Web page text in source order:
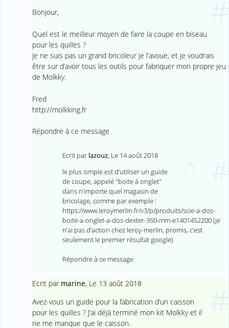
Bonjour,
Quel est le meilleur moyen de faire la coupe en biseau
pour les quilles ?
Je ne suis pas un grand bricoleur je l’avoue, et je voudrais
être sur d’avoir tous les outils pour fabriquer mon propre jeu
de Molkky.
Fred
http://molkking.fr
Répondre à ce message
Ecrit par lazouz, Le 14 août 2018
le plus simple est d’utiliser un guide
de coupe, appelé "boite à onglet"
dans n’importe quel magasin de
bricolage, comme par exemple :
https://www.leroymerlin.fr/v3/p/produits/scie-a-dos-
boite-a-onglet-a-dos-dexter-350-mm-e1401452200(je
n’ai pas d’action chez leroy-merlin, promis, c’est
seulement le premier résultat google)
Répondre à ce message
Ecrit par marine, Le 13 août 2018
Avez-vous un guide pour la fabrication d’un caisson
pour les quilles ? J’ai déjà terminé mon kit Molkky et il
ne me manque que le caisson.